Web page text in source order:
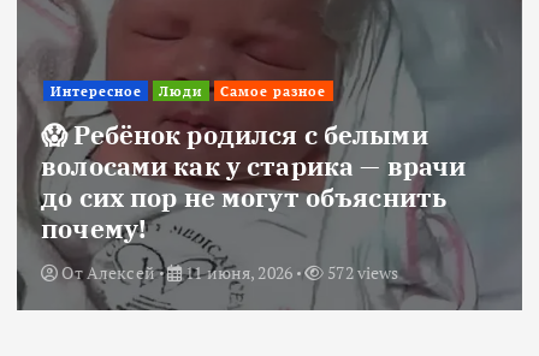
Интересное Люди Самое разное
😱 Ребёнок родился с белыми
волосами как у старика — врачи
до сих пор не могут объяснить
почему!
ОтАлексей 11 июня, 2026 572 views